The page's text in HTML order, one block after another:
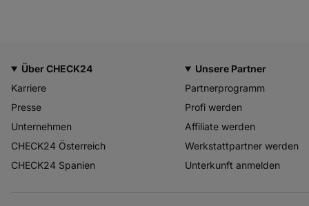
Über CHECK24
Karriere
Presse
Unternehmen
CHECK24 Österreich
CHECK24 Spanien
Unsere Partner
Partnerprogramm
Profi werden
Affiliate werden
Werkstattpartner werden
Unterkunft anmelden